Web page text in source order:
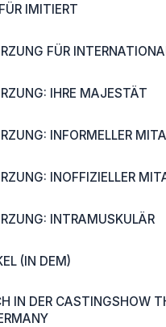
IMITIERT
FÜR
IHRE MAJESTÄT
INFORMELLER
INOFFIZIELLER
INTRAMUSKULÄR
(IN DEM)
IN DER CASTINGSHOW